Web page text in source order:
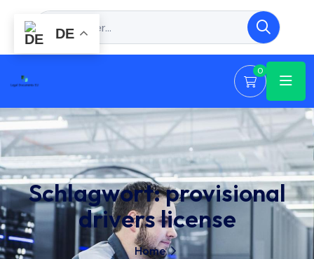
0
Schlagwort:provisional
drivers license
Home
DE